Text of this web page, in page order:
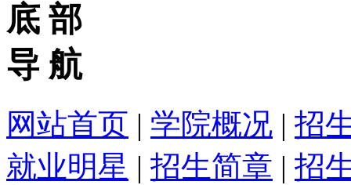
底 部
导 航
网站首页 | 学院概况 | 招
就业明星 | 招生简章 | 招